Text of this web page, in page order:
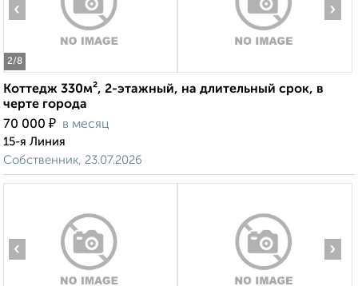
2/8
‹ ›
Коттедж 330м², 2-этажный, на длительный срок, в
черте города
70 000 ₽ в месяц
15-я Линия
Собственник, 23.07.2026
‹ ›